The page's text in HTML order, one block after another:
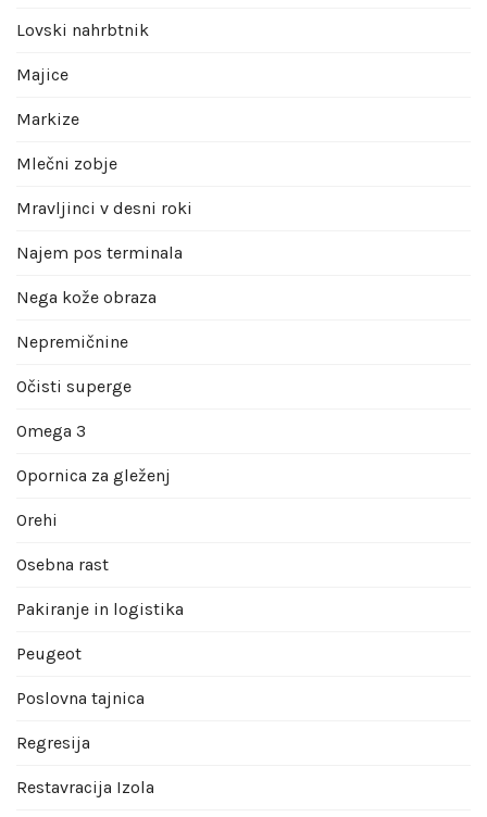
Lovski nahrbtnik
Majice
Markize
Mlečni zobje
Mravljinci v desni roki
Najem pos terminala
Nega kože obraza
Nepremičnine
Očisti superge
Omega 3
Opornica za gleženj
Orehi
Osebna rast
Pakiranje in logistika
Peugeot
Poslovna tajnica
Regresija
Restavracija Izola